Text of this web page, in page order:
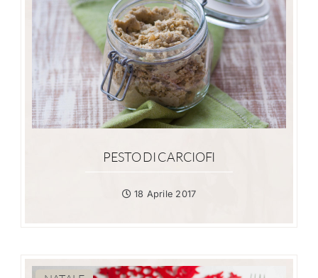
PESTO DI CARCIOFI
18 Aprile 2017